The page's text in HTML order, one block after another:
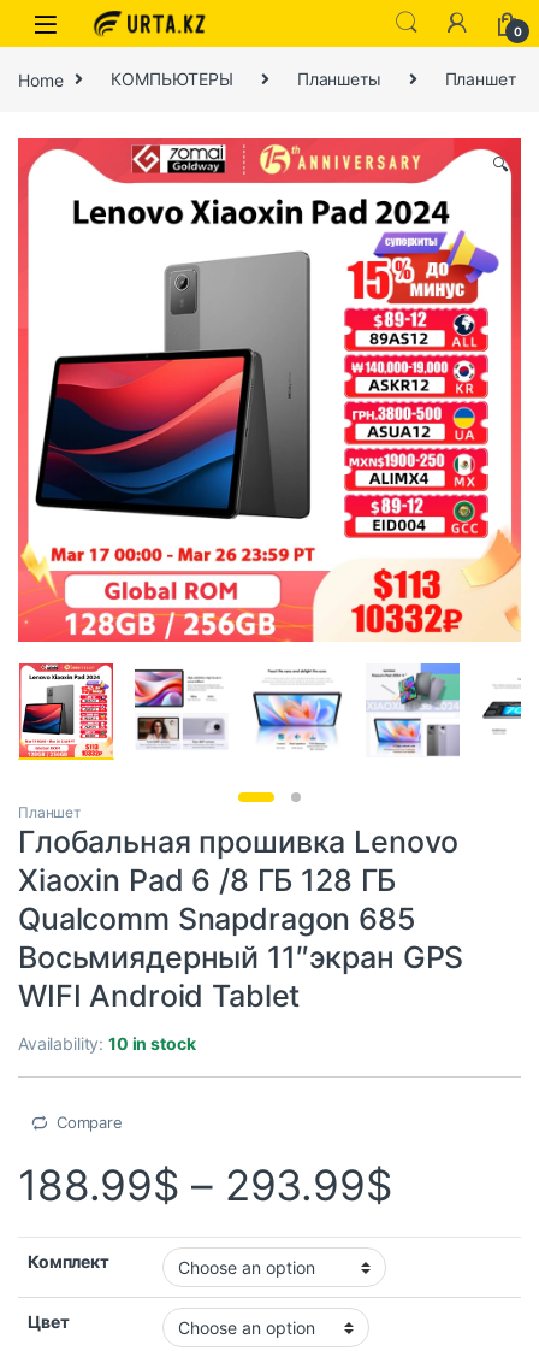
0
Home КОМПЬЮТЕРЫ Планшеты Планшет
🔍
Планшет
Глобальная прошивка Lenovo
Xiaoxin Pad 6 /8 ГБ 128 ГБ
Qualcomm Snapdragon 685
Восьмиядерный 11″экран GPS
WIFI Android Tablet
Availability:10 in stock
Compare
188.99$ – 293.99$
Комплект
Цвет